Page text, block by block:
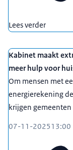
Lees verder
Kabinet maakt
meer hulp voor
Om mensen met
energierekening
krijgen gemeenten
07-11-202513:00